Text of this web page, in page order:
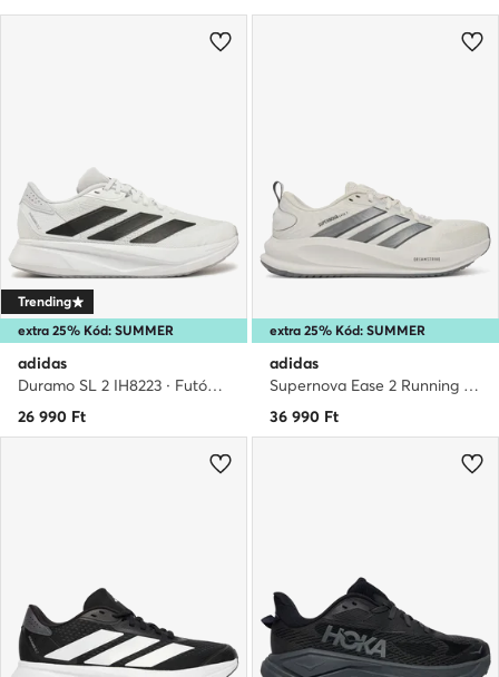
extra 25% Kód: SUMMER
Trending
adidas
Duramo SL 2 IH8223 · Futócipő
26 990 Ft
extra 25% Kód: SUMMER
adidas
Supernova Ease 2 Running Shoes KJ1829 · Futócipő
36 990 Ft